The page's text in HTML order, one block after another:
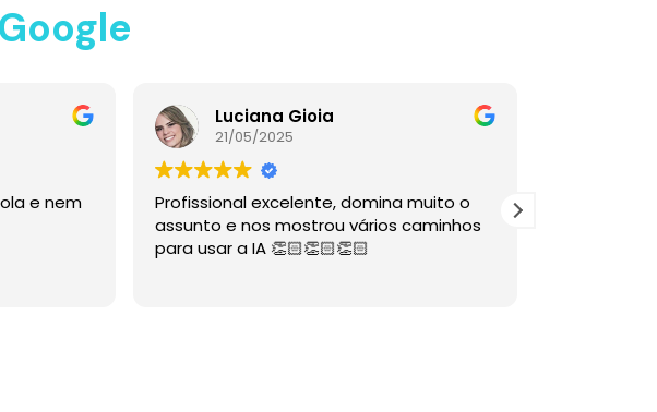
Google
e nem
Luciana Gioia
21/05/2025
Profissional excelente, domina muito o
assunto e nos mostrou vários caminhos
para usar a IA 👏🏻👏🏻👏🏻